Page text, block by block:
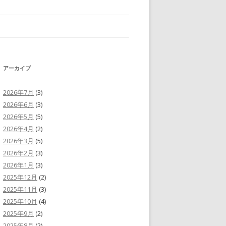
アーカイブ
2026年7月 (3)
2026年6月 (3)
2026年5月 (5)
2026年4月 (2)
2026年3月 (5)
2026年2月 (3)
2026年1月 (3)
2025年12月 (2)
2025年11月 (3)
2025年10月 (4)
2025年9月 (2)